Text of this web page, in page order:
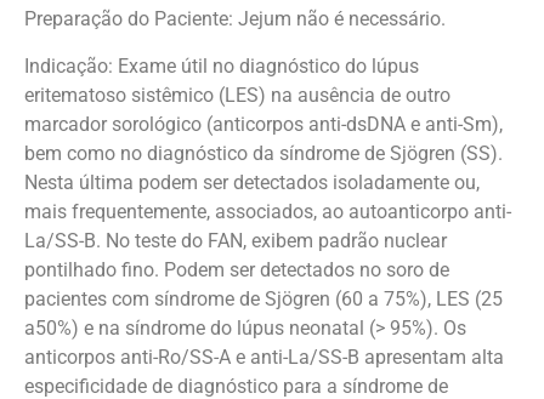
Preparação do Paciente: Jejum não é necessário.
Indicação: Exame útil no diagnóstico do lúpus
eritematoso sistêmico (LES) na ausência de outro
marcador sorológico (anticorpos anti-dsDNA e anti-Sm),
bem como no diagnóstico da síndrome de Sjögren (SS).
Nesta última podem ser detectados isoladamente ou,
mais frequentemente, associados, ao autoanticorpo anti-
La/SS-B. No teste do FAN, exibem padrão nuclear
pontilhado fino. Podem ser detectados no soro de
pacientes com síndrome de Sjögren (60 a 75%), LES (25
a50%) e na síndrome do lúpus neonatal (> 95%). Os
anticorpos anti-Ro/SS-A e anti-La/SS-B apresentam alta
especificidade de diagnóstico para a síndrome de